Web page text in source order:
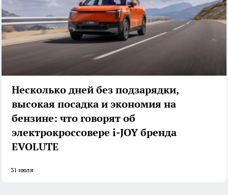
Несколько дней без подзарядки,
высокая посадка и экономия на
бензине: что говорят об
электрокроссовере i-JOY бренда
EVOLUTE
31 июля